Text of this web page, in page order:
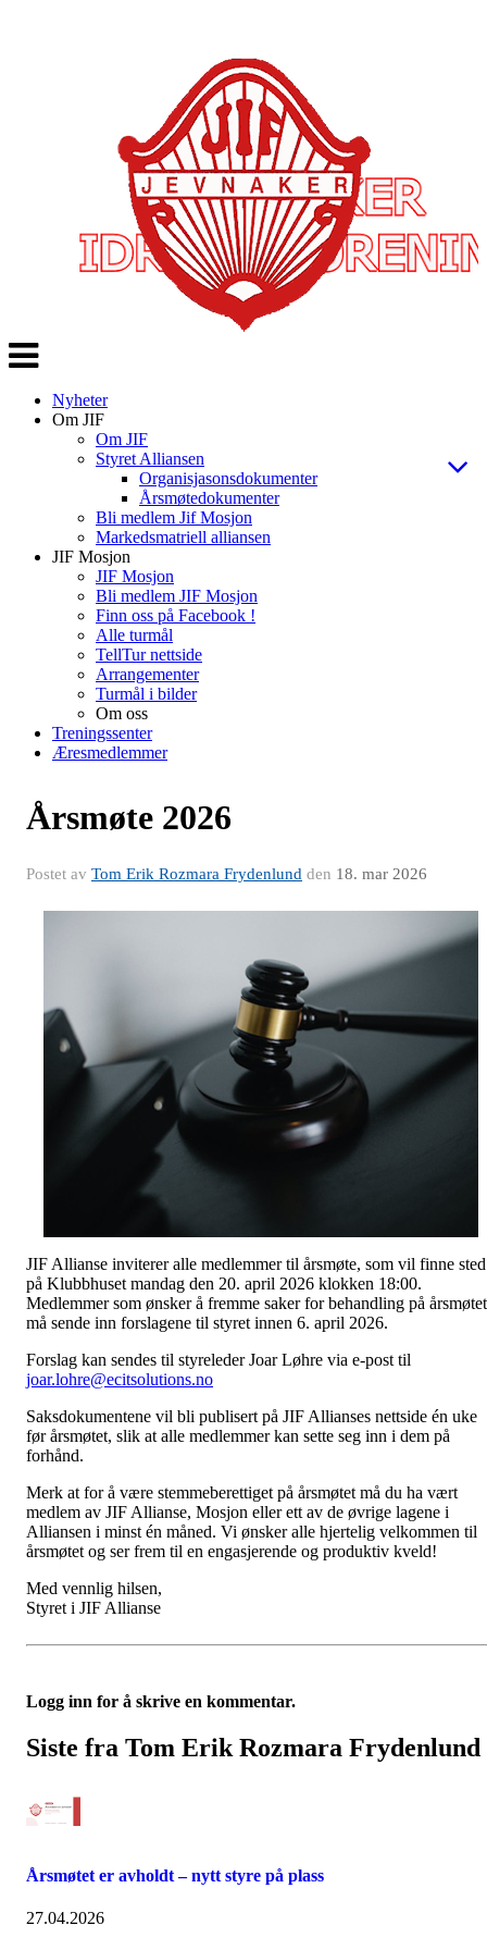
Veksle
navigasjon
Nyheter
Om JIF
Om JIF
Styret Alliansen
Organisjasonsdokumenter
Årsmøtedokumenter
Bli medlem Jif Mosjon
Markedsmatriell alliansen
JIF Mosjon
JIF Mosjon
Bli medlem JIF Mosjon
Finn oss på Facebook !
Alle turmål
TellTur nettside
Arrangementer
Turmål i bilder
Om oss
Treningssenter
Æresmedlemmer
Årsmøte 2026
Postet av Tom Erik Rozmara Frydenlund den 18. mar 2026
JIF Allianse inviterer alle medlemmer til årsmøte, som vil finne sted
på Klubbhuset mandag den 20. april 2026 klokken 18:00.
Medlemmer som ønsker å fremme saker for behandling på årsmøtet
må sende inn forslagene til styret innen 6. april 2026.
Forslag kan sendes til styreleder Joar Løhre via e-post til
joar.lohre@ecitsolutions.no
Saksdokumentene vil bli publisert på JIF Allianses nettside én uke
før årsmøtet, slik at alle medlemmer kan sette seg inn i dem på
forhånd.
Merk at for å være stemmeberettiget på årsmøtet må du ha vært
medlem av JIF Allianse, Mosjon eller ett av de øvrige lagene i
Alliansen i minst én måned. Vi ønsker alle hjertelig velkommen til
årsmøtet og ser frem til en engasjerende og produktiv kveld!
Med vennlig hilsen,
Styret i JIF Allianse
Logg inn for å skrive en kommentar.
Siste fra Tom Erik Rozmara Frydenlund
Årsmøtet er avholdt – nytt styre på plass
27.04.2026